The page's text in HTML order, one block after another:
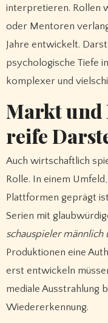
interpretieren. Rollen
oder Mentoren
Jahre entwickelt.
psychologische Tiefe
komplexer und
Markt und
reife
Auch wirtschaftlich
Rolle. In einem
Plattformen geprägt
Serien mit
schauspieler männlich
Produktionen eine
erst entwickeln
mediale Ausstrahlung
Wiedererkennung.